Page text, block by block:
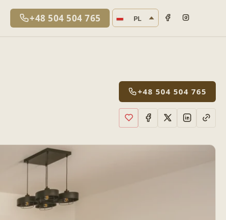
+48 504 504 765 Język strony
PL
+48 504 504 765
Dodaj do ulubionych